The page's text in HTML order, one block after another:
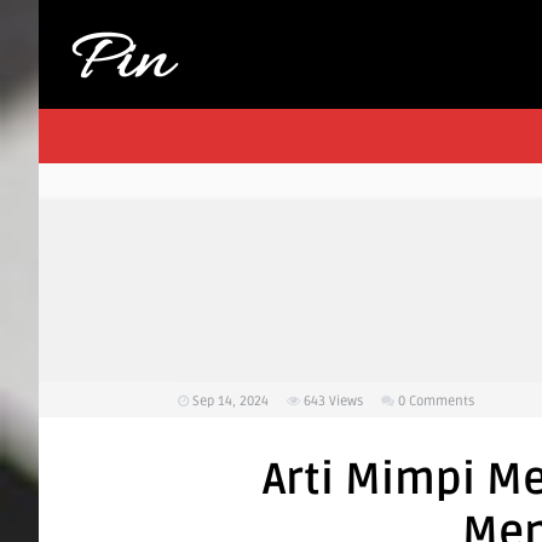
Sep 14, 2024 643 Views 0 Comments
Arti Mimpi